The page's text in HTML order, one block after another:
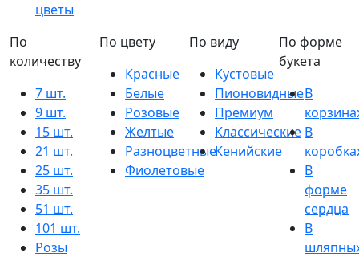
цветы
По
количеству
7 шт.
9 шт.
15 шт.
21 шт.
25 шт.
35 шт.
51 шт.
101 шт.
Розы
По цвету
Красные
Белые
Розовые
Желтые
Разноцветные
Фиолетовые
По виду
Кустовые
Пионовидные
Премиум
Классические
Кенийские
По форме
букета
В
В
В
форме
сердца
В